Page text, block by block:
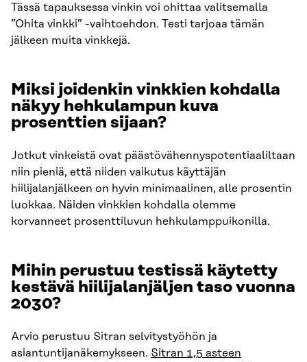
Tässä tapauksessa vinkin voi ohittaa valitsemalla
”Ohita vinkki” -vaihtoehdon. Testi tarjoaa tämän
jälkeen muita vinkkejä.
Miksi joidenkin vinkkien kohdalla
näkyy hehkulampun kuva
prosenttien sijaan?
Jotkut vinkeistä ovat päästövähennyspotentiaaliltaan
niin pieniä, että niiden vaikutus käyttäjän
hiilijalanjälkeen on hyvin minimaalinen, alle prosentin
luokkaa. Näiden vinkkien kohdalla olemme
korvanneet prosenttiluvun hehkulamppuikonilla.
Mihin perustuu testissä käytetty
kestävä hiilijalanjäljen taso vuonna
2030?
Arvio perustuu Sitran selvitystyöhön ja
asiantuntijanäkemykseen. Sitran 1,5 asteen